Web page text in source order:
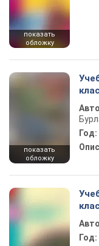
показать
обложку
показать
обложку
Год:
Год: